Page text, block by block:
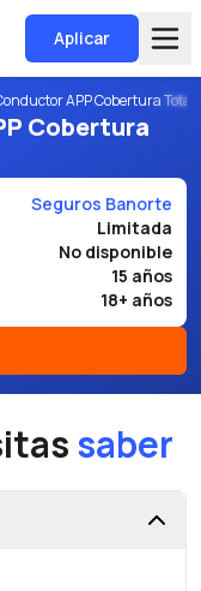
Aplicar
APP Cobertura
Cobertura
Seguros Banorte
Limitada
No disponible
15 años
18+ años
saber